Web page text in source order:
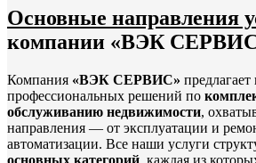
Основные направления
компании «ВЭК
Компания «ВЭК СЕРВИС»
профессиональных решений по
обслуживанию недвижимости,
направления — от эксплуатации и
автоматизации. Все наши услуги